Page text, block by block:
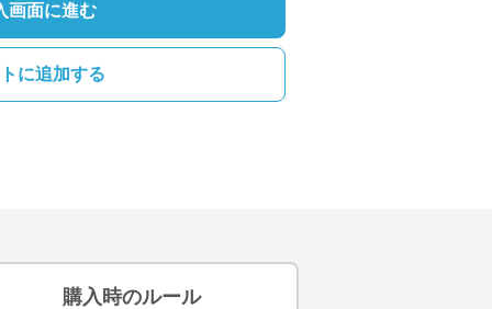
画面に進む
に追加する
購入時のルール